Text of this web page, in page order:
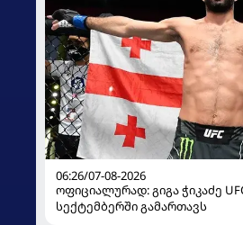
06:26/07-08-2026
ოფიციალურად: გიგა ჭიკაძე
სექტემბერში გამართავს